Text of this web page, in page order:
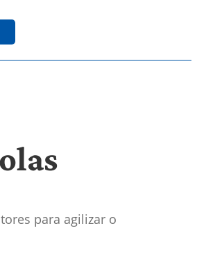
para agilizar o